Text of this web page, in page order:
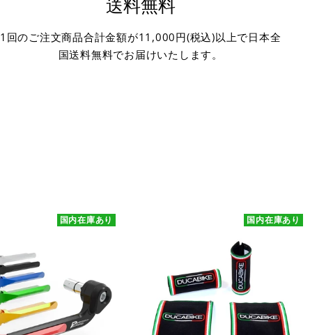
送料無料
1回のご注文商品合計金額が11,000円(税込)以上で日本全
国送料無料でお届けいたします。
国内在庫あり 国内在庫あり